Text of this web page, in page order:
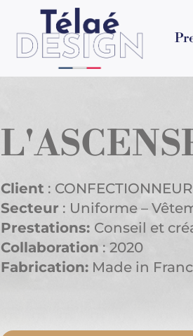
Client : CONFECTIONNEUR
Secteur : Uniforme –
Prestations: Conseil et
Collaboration : 2020
Fabrication: Made in